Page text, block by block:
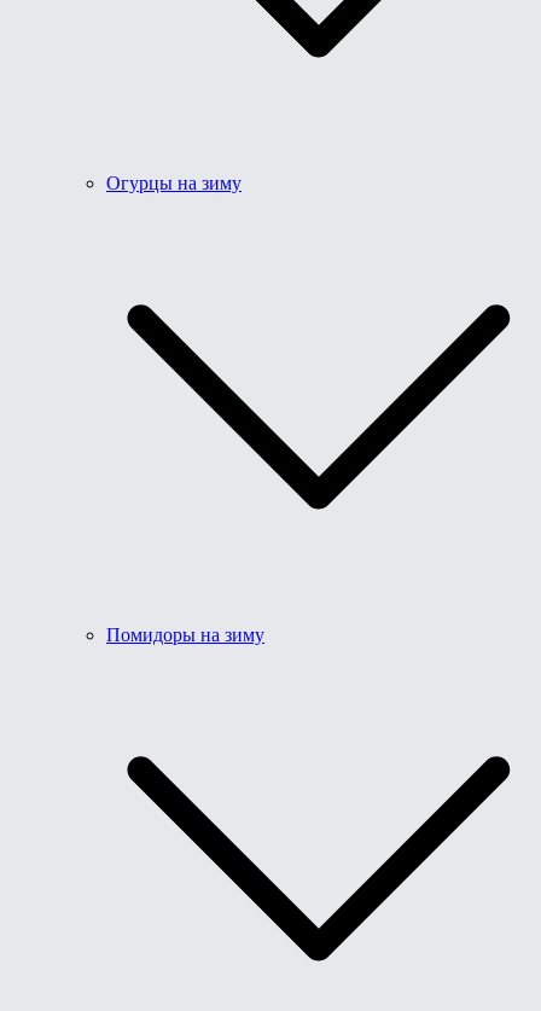
Огурцы на зиму
Помидоры на зиму